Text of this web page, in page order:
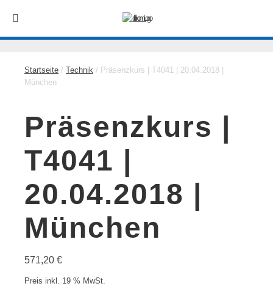
Startseite / Technik / Präsenzkurs | T4041 | 20.04.2018 |
München
Präsenzkurs |
T4041 |
20.04.2018 |
München
571,20 €
Preis inkl. 19 % MwSt.